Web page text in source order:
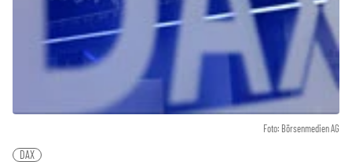
Foto: Börsenmedien AG
DAX